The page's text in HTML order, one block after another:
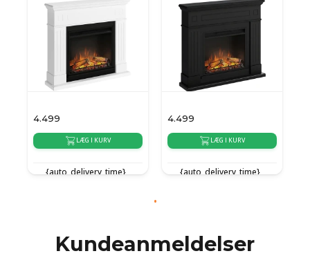
4.499
LÆG I KURV
{auto_delivery_time}
4.499
LÆG I KURV
{auto_delivery_time}
Kundeanmeldelser